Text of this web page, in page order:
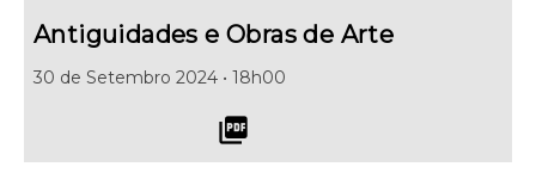
Antiguidades e Obras de Arte
30 de Setembro 2024 • 18h00
picture_as_pdf